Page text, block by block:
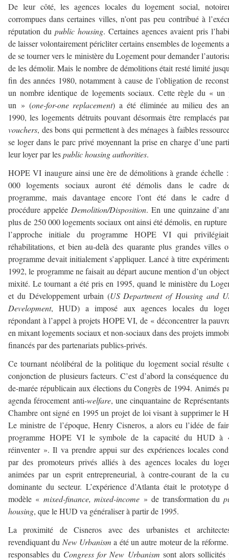
De leur côté, les agences locales du logement social,
corrompues dans certaines villes, n’ont pas peu contribué à
réputation du public housing. Certaines agences avaient pris
de laisser volontairement péricliter certains ensembles de logements
de se tourner vers le ministère du Logement pour demander
de les démolir. Mais le nombre de démolitions était resté limité
fin des années 1980, notamment à cause de l’obligation de
un nombre identique de logements sociaux. Cette règle du « un
un » (one-for-one replacement) a été éliminée au milieu des
1990, les logements détruits pouvant désormais être remplacés
vouchers, des bons qui permettent à des ménages à faibles
se loger dans le parc privé moyennant la prise en charge d’une
leur loyer par lespublic housing authorities.
HOPE VI inaugure ainsi une ère de démolitions à grande échelle
000 logements sociaux auront été démolis dans le cadre
programme, mais davantage encore l’ont été dans le cadre
procédure appelée Demolition/Disposition. En une quinzaine
plus de 250 000 logements sociaux ont ainsi été démolis, en rupture
l’approche initiale du programme HOPE VI qui
réhabilitations, et bien au-delà des quarante plus grandes villes
programme devait initialement s’appliquer. Lancé à titre
1992, le programme ne faisait au départ aucune mention d’un
mixité. Le tournant a été pris en 1995, quand le ministère du
et du Développement urbain (US Department of Housing and
Development, HUD) a imposé aux agences locales du
répondant à l’appel à projets HOPE VI, de « déconcentrer la
en mixant logements sociaux et non-sociaux dans des projets
financés par des partenariats publics-privés.
Ce tournant néolibéral de la politique du logement social résulte
conjonction de plusieurs facteurs. C’est d’abord la conséquence
de-marée républicain aux élections du Congrès de 1994. Animés
agenda férocement anti-welfare, une cinquantaine de
Chambre ont signé en 1995 un projet de loi visant à supprimer le
Le ministre de l’époque, Henry Cisneros, a alors eu l’idée de
programme HOPE VI le symbole de la capacité du HUD à
réinventer ». Il va prendre appui sur des expériences locales
par des promoteurs privés alliés à des agences locales du
animées par un esprit entrepreneurial, à contre-courant de la
dominante du secteur. L’expérience d’Atlanta était le prototype
modèle « mixed-finance, mixed-income » de transformation du
housing, que le HUD va généraliser à partir de 1995.
La proximité de Cisneros avec des urbanistes et
revendiquant du New Urbanism a été un autre moteur de la
responsables du Congress for New Urbanism sont alors sollicités